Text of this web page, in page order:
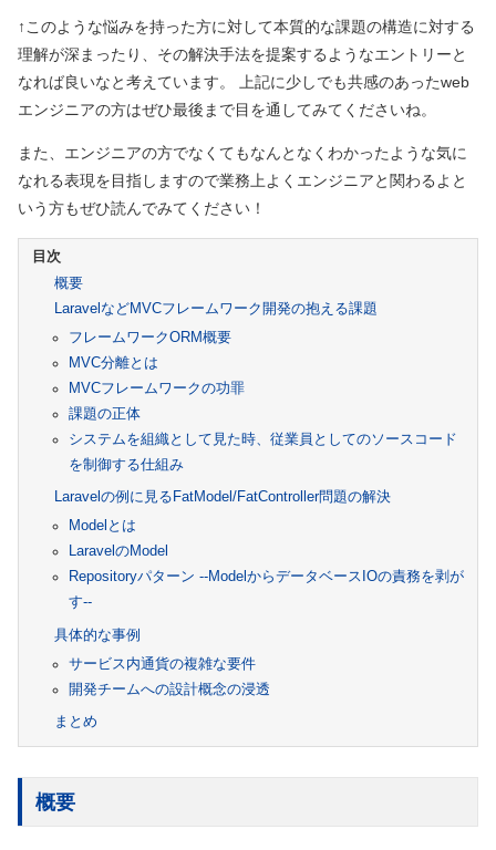
↑このような悩みを持った方に対して本質的な課題の構造に対する
理解が深まったり、その解決手法を提案するようなエントリーと
なれば良いなと考えています。 上記に少しでも共感のあったweb
エンジニアの方はぜひ最後まで目を通してみてくださいね。
また、エンジニアの方でなくてもなんとなくわかったような気に
なれる表現を目指しますので業務上よくエンジニアと関わるよと
いう方もぜひ読んでみてください！
概要
LaravelなどMVCフレームワーク開発の抱える課題
フレームワークORM概要
MVC分離とは
MVCフレームワークの功罪
課題の正体
システムを組織として見た時、従業員としてのソースコード
を制御する仕組み
Laravelの例に見るFatModel/FatController問題の解決
Modelとは
LaravelのModel
Repositoryパターン --ModelからデータベースIOの責務を剥が
す--
具体的な事例
サービス内通貨の複雑な要件
開発チームへの設計概念の浸透
まとめ
概要